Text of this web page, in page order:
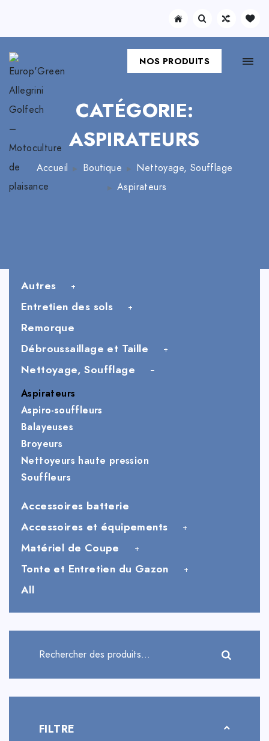
NOS PRODUITS
CATÉGORIE:
ASPIRATEURS
Accueil Boutique
Nettoyage, Soufflage
Aspirateurs
Autres
Entretien des sols
Remorque
Débroussaillage et Taille
Nettoyage, Soufflage
Aspirateurs
Aspiro-souffleurs
Balayeuses
Broyeurs
Nettoyeurs haute pression
Souffleurs
Accessoires batterie
Accessoires et équipements
Matériel de Coupe
Tonte et Entretien du Gazon
All
FILTRE